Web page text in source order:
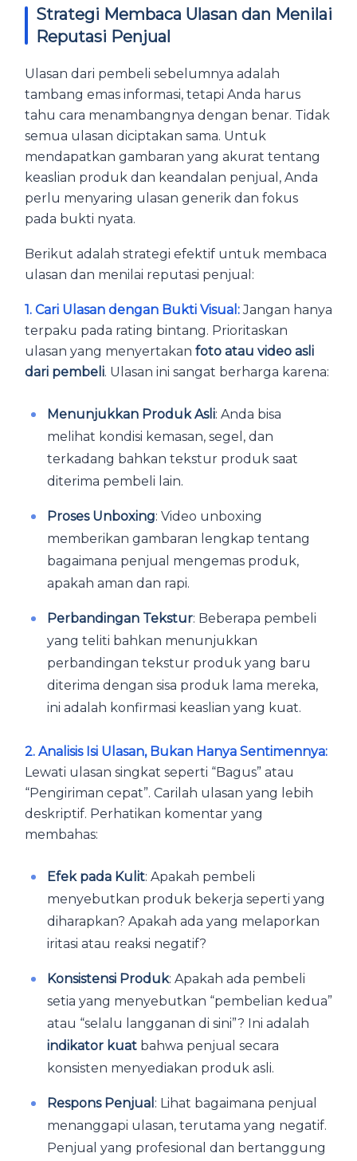
Strategi Membaca Ulasan dan Menilai
Reputasi Penjual
Ulasan dari pembeli sebelumnya adalah
tambang emas informasi, tetapi Anda harus
tahu cara menambangnya dengan benar. Tidak
semua ulasan diciptakan sama. Untuk
mendapatkan gambaran yang akurat tentang
keaslian produk dan keandalan penjual, Anda
perlu menyaring ulasan generik dan fokus
pada bukti nyata.
Berikut adalah strategi efektif untuk membaca
ulasan dan menilai reputasi penjual:
1. Cari Ulasan dengan Bukti Visual:Jangan hanya
terpaku pada rating bintang. Prioritaskan
ulasan yang menyertakan foto atau video asli
dari pembeli. Ulasan ini sangat berharga karena:
Menunjukkan Produk Asli: Anda bisa
melihat kondisi kemasan, segel, dan
terkadang bahkan tekstur produk saat
diterima pembeli lain.
Proses Unboxing: Video unboxing
memberikan gambaran lengkap tentang
bagaimana penjual mengemas produk,
apakah aman dan rapi.
Perbandingan Tekstur: Beberapa pembeli
yang teliti bahkan menunjukkan
perbandingan tekstur produk yang baru
diterima dengan sisa produk lama mereka,
ini adalah konfirmasi keaslian yang kuat.
2. Analisis Isi Ulasan, Bukan Hanya Sentimennya:
Lewati ulasan singkat seperti “Bagus” atau
“Pengiriman cepat”. Carilah ulasan yang lebih
deskriptif. Perhatikan komentar yang
membahas:
Efek pada Kulit: Apakah pembeli
menyebutkan produk bekerja seperti yang
diharapkan? Apakah ada yang melaporkan
iritasi atau reaksi negatif?
Konsistensi Produk: Apakah ada pembeli
setia yang menyebutkan “pembelian kedua”
atau “selalu langganan di sini”? Ini adalah
indikator kuat bahwa penjual secara
konsisten menyediakan produk asli.
Respons Penjual : Lihat bagaimana penjual
menanggapi ulasan, terutama yang negatif.
Penjual yang profesional dan bertanggung